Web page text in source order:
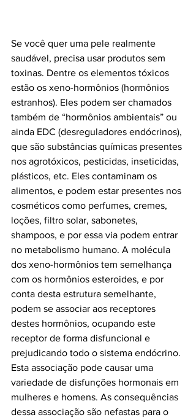
Se você quer uma pele realmente
saudável, precisa usar produtos sem
toxinas. Dentre os elementos tóxicos
estão os xeno-hormônios (hormônios
estranhos). Eles podem ser chamados
também de “hormônios ambientais” ou
ainda EDC (desreguladores endócrinos),
que são substâncias químicas presentes
nos agrotóxicos, pesticidas, inseticidas,
plásticos, etc. Eles contaminam os
alimentos, e podem estar presentes nos
cosméticos como perfumes, cremes,
loções, filtro solar, sabonetes,
shampoos, e por essa via podem entrar
no metabolismo humano. A molécula
dos xeno-hormônios tem semelhança
com os hormônios esteroides, e por
conta desta estrutura semelhante,
podem se associar aos receptores
destes hormônios, ocupando este
receptor de forma disfuncional e
prejudicando todo o sistema endócrino.
Esta associação pode causar uma
variedade de disfunções hormonais em
mulheres e homens. As consequências
dessa associação são nefastas para o